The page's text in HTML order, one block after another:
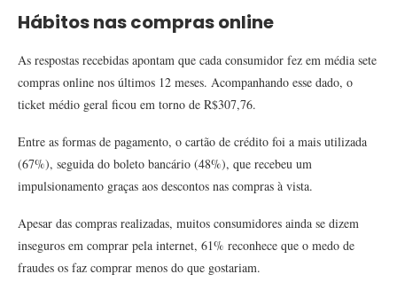
Hábitos nas compras online
As respostas recebidas apontam que cada consumidor fez em média sete
compras online nos últimos 12 meses. Acompanhando esse dado, o
ticket médio geral ficou em torno de R$307,76.
Entre as formas de pagamento, o cartão de crédito foi a mais utilizada
(67%), seguida do boleto bancário (48%), que recebeu um
impulsionamento graças aos descontos nas compras à vista.
Apesar das compras realizadas, muitos consumidores ainda se dizem
inseguros em comprar pela internet, 61% reconhece que o medo de
fraudes os faz comprar menos do que gostariam.